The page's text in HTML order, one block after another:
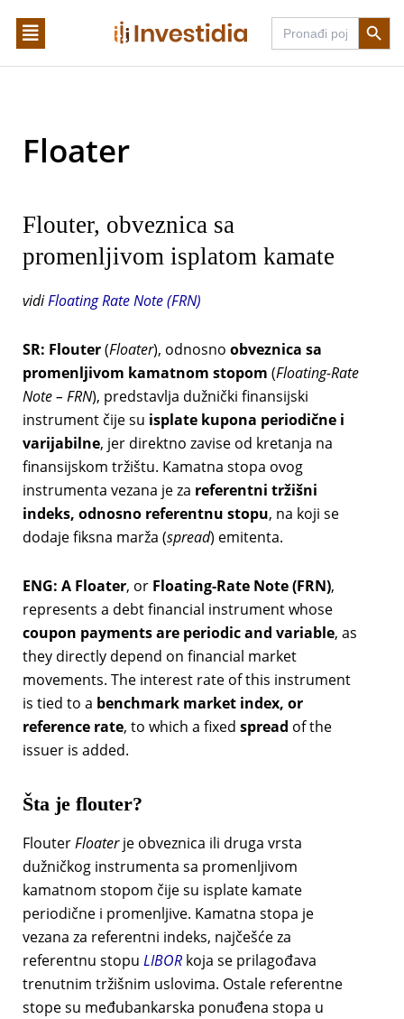
Search
for:
Search
Floater
Flouter, obveznica sa
promenljivom isplatom kamate
vidiFloating Rate Note (FRN)
SR: Flouter(Floater), odnosno obveznica sa
promenljivom kamatnom stopom (Floating-Rate
Note – FRN), predstavlja dužnički finansijski
instrument čije su isplate kupona periodične i
varijabilne, jer direktno zavise od kretanja na
finansijskom tržištu. Kamatna stopa ovog
instrumenta vezana je za referentni tržišni
indeks, odnosno referentnu stopu, na koji se
dodaje fiksna marža (spread) emitenta.
ENG: A Floater, or Floating-Rate Note (FRN),
represents a debt financial instrument whose
coupon payments are periodic and variable, as
they directly depend on financial market
movements. The interest rate of this instrument
is tied to a benchmark market index, or
reference rate, to which a fixed spread of the
issuer is added.
Šta je flouter?
FlouterFloaterje obveznica ili druga vrsta
dužničkog instrumenta sa promenljivom
kamatnom stopom čije su isplate kamate
periodične i promenljive. Kamatna stopa je
vezana za referentni indeks, najčešće za
referentnu stopu LIBOR koja se prilagođava
trenutnim tržišnim uslovima. Ostale referentne
stope su međubankarska ponuđena stopa u